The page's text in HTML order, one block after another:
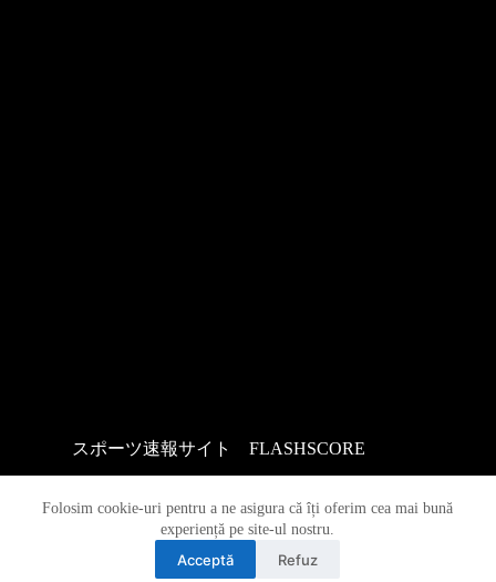
Folosim cookie-uri pentru a ne asigura că îți oferim cea mai bună
experiență pe site-ul nostru.
Acceptă Refuz
スポーツ速報サイト FLASHSCORE